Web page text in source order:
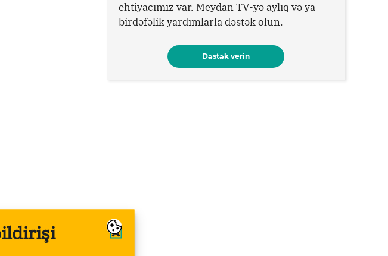
ehtiyacımız var. Meydan TV-yə aylıq və ya
birdəfəlik yardımlarla dəstək olun.
Dəstək verin